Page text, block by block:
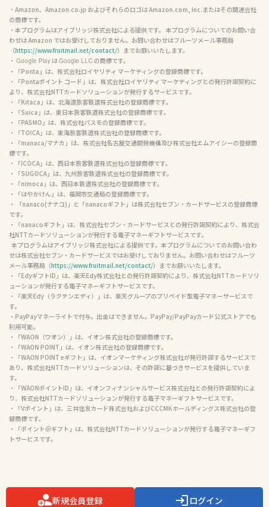
他社の商標について
・Amazon、Amazon.co.jp およびそれらのロゴは Amazon.com, Inc.またはその関連会社
の商標です。
・本プログラムはアイブリッジ株式会社による提供です。 本プログラムについてのお問い合
わせは Amazon ではお受けしておりません。お問い合わせはフルーツメール事務局
（ https://www.fruitmail.net/contact/ ）までお願いいたします。
Google Play は Google LLC の商標です。
・「Ponta」は、株式会社ロイヤリティ マーケティングの登録商標です。
・「Pontaポイント コード」は、株式会社ロイヤリティ マーケティングとの発行許諾契約に
より、株式会社NTTカードソリューションが発行するサービスです。
・「Kitaca」は、北海道旅客鉄道株式会社の登録商標です。
・「Suica」は、東日本旅客鉄道株式会社の登録商標です。
・「PASMO」は、株式会社パスモの登録商標です。
・「TOICA」は、東海旅客鉄道株式会社の登録商標です。
・「manaca/マナカ」は、株式会社名古屋交通開発機構及び株式会社エムアイシーの登録商
標です。
・「ICOCA」は、西日本旅客鉄道株式会社の登録商標です。
・「SUGOCA」は、九州旅客鉄道株式会社の登録商標です。
・「nimoca」は、西日本鉄道株式会社の登録商標です。
・「はやかけん」は、福岡市交通局の登録商標です。
・ 「nanaco(ナナコ)」と「nanacoギフト」は株式会社セブン・カードサービスの登録商標
です。
・「nanacoギフト」は、株式会社セブン・カードサービスとの発行許諾契約により、株式会
社NTTカードソリューションが発行する電子マネーギフトサービスです。
せは株式会社セブン・カードサービスではお受けしておりません。お問い合わせはフルーツ
メール事務局（
・「EdyギフトID」は、楽天Edy株式会社との発行許諾契約により、株式会社NTTカードソリ
ューションが発行する電子マネーギフトサービスです。
・「楽天Edy（ラクテンエディ）」は、楽天グループのプリペイド型電子マネーサービスで
す。
・PayPayマネーライトで付与。出金はできません。PayPay/PayPayカード公式ストアでも
利用可能。
・「WAON（ワオン）」は、イオン株式会社の登録商標です。
・「WAON POINT」は、イオン株式会社の登録商標です。
・「WAON POINT eギフト」は、イオンマーケティング株式会社が発行許諾するサービスで
あり、株式会社NTTカードソリューションは、その許諾に基づきサービスを提供していま
す。
・「WAONポイントID」は、イオンフィナンシャルサービス株式会社との発行許諾契約によ
り、株式会社NTTカードソリューションが発行する電子マネーギフトサービスです。